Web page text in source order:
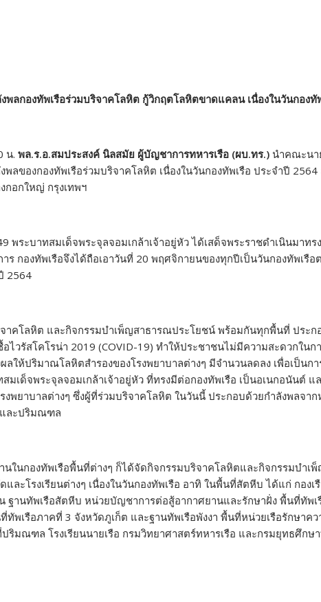
พลกองทัพเรือร่วมบริจาคโลหิต กู้วิกฤตโลหิตขาดแคลน เนื่องในวันกองทั
น. พล.ร.อ.สมประสงค์ นิลสมัย ผู้บัญชาการทหารเรือ (ผบ.ทร.) นำคณะน
พลของกองทัพเรือร่วมบริจาคโลหิต เนื่องในวันกองทัพเรือ ประจำปี
กอกใหญ่ กรุงเทพฯ
พระบาทสมเด็จพระจุลจอมเกล้าเจ้าอยู่หัว ได้เสด็จพระราชดำเนินมาทรง
าร กองทัพเรือจึงได้ถือเอาวันที่ 20 พฤศจิกายนของทุกปีเป็นวันกองทัพเรื
2564
าคโลหิต และกิจกรรมบำเพ็ญสาธารณประโยชน์ พร้อมกันทุกพื้นที่ ประ
ไวรัสโคโรน่า 2019 (COVID-19) ทำให้ประชาชนไม่มีความสะดวกในก
ลให้ปริมาณโลหิตสำรองของโรงพยาบาลต่างๆ มีจำนวนลดลง เพื่อเป็นก
เด็จพระจุลจอมเกล้าเจ้าอยู่หัว ที่ทรงมีต่อกองทัพเรือ เป็นอเนกอนันต์ แ
พยาบาลต่างๆ ซึ่งผู้ที่ร่วมบริจาคโลหิต ในวันนี้ ประกอบด้วยกำลังพลจา
และปริมณฑล
นในกองทัพเรือพื้นที่ต่างๆ ก็ได้จัดกิจกรรมบริจาคโลหิตและกิจกรรมบำเ
ละโรงเรียนต่างๆ เนื่องในวันกองทัพเรือ อาทิ ในพื้นที่สัตหีบ ได้แก่ กองเ
ฐานทัพเรือสัตหีบ หน่วยบัญชาการต่อสู้อากาศยานและรักษาฝั่ง พื้นที่ทัพ
ทัพเรือภาคที่ 3 จังหวัดภูเก็ต และฐานทัพเรือพังงา พื้นที่หน่วยเรือรักษาค
ริมณฑล โรงเรียนนายเรือ กรมวิทยาศาสตร์ทหารเรือ และกรมยุทธศึกษ